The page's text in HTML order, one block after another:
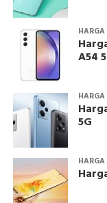
HARGA
A54
HARGA
5G
HARGA